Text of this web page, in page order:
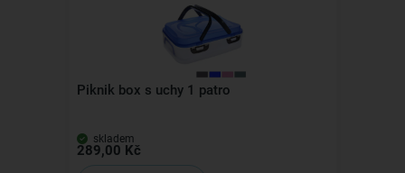
Piknik box s uchy 1 patro
skladem
289,00 Kč